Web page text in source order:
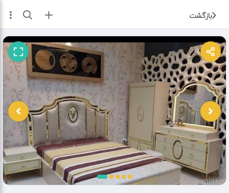
بازگشت ثبت آگهی